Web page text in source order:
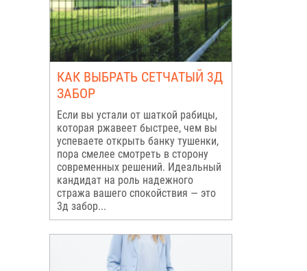
КАК ВЫБРАТЬ СЕТЧАТЫЙ 3Д
ЗАБОР
Если вы устали от шаткой рабицы,
которая ржавеет быстрее, чем вы
успеваете открыть банку тушенки,
пора смелее смотреть в сторону
современных решений. Идеальный
кандидат на роль надежного
стража вашего спокойствия — это
3д забор...